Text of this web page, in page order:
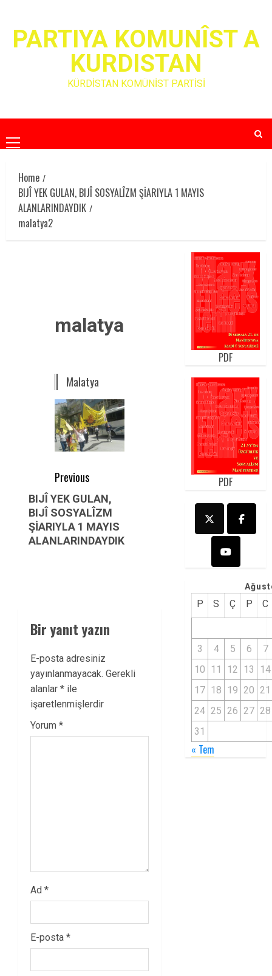
contentPARTIYA KOMUNÎST A
KURDISTAN
KÜRDİSTAN KOMÜNİST PARTİSİ
Primary
Menu
Home
BIJÎ YEK GULAN, BIJÎ SOSYALÎZM ŞİARIYLA 1 MAYIS
ALANLARINDAYDIK
malatya2
malatya2
Malatya
Post
navigation
Previous
Previous
post:
BIJÎ YEK GULAN,
BIJÎ SOSYALÎZM
ŞİARIYLA 1 MAYIS
ALANLARINDAYDIK
Bir yanıt yazın
E-posta adresiniz
yayınlanmayacak. Gerekli
alanlar * ile
işaretlenmişlerdir
Yorum *
Ad *
E-posta *
PDF
PDF
P S Ç P C
3 4 5 6
7
10 11 12 13
14
17 18 19 20 21
24 25 26 27 28
31
« Tem